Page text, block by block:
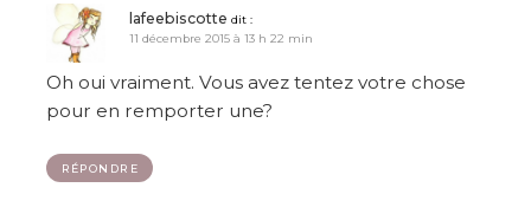
lafeebiscotte dit :
11 décembre 2015 à 13 h 22 min
Oh oui vraiment. Vous avez tentez votre chose
pour en remporter une?
RÉPONDRE